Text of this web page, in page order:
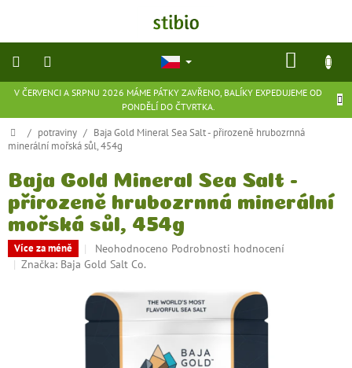
V ČERVENCI A SRPNU 2026 MÁME PÁTKY ZAVŘENO, BALÍKY EXPEDUJEME OD
PONDĚLÍ DO ČTVRTKA.
přírodní
doplňky
potraviny
ekologické
hračky
Domů
/ potraviny / Baja Gold Mineral Sea Salt - přirozeně hrubozrnná
minerální mořská sůl, 454g
Baja Gold Mineral Sea Salt -
přirozeně hrubozrnná minerální
mořská sůl, 454g
Více za méně
Průměrné
hodnocení
je
Neohodnoceno Podrobnosti hodnocení
Značka: Baja Gold Salt Co.